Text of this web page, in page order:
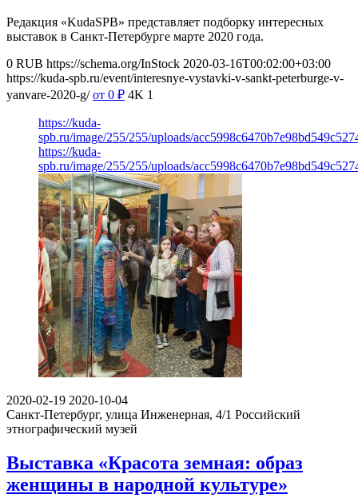
Редакция «KudaSPB» представляет подборку интересных
выставок в Санкт-Петербурге марте 2020 года.
0 RUB https://schema.org/InStock 2020-03-16T00:02:00+03:00
https://kuda-spb.ru/event/interesnye-vystavki-v-sankt-peterburge-v-
yanvare-2020-g/ от 0 ₽ 4K 1
https://kuda-
spb.ru/image/255/255/uploads/
https://kuda-
spb.ru/image/255/255/uploads/
2020-02-19 2020-10-04
Санкт-Петербург, улица Инженерная, 4/1 Российский
этнографический музей
Выставка «Красота земная: образ
женщины в народной культуре»